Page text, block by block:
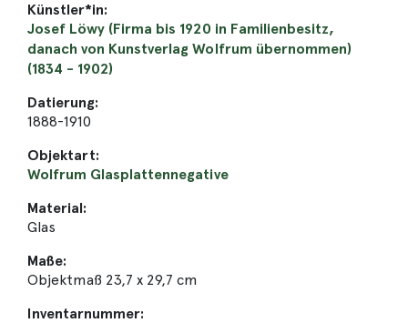
Künstler*in:
Josef Löwy (Firma bis 1920 in Familienbesitz,
danach von Kunstverlag Wolfrum übernommen)
(1834 - 1902)
Datierung:
1888-1910
Objektart:
Wolfrum Glasplattennegative
Material:
Glas
Maße:
Objektmaß 23,7 x 29,7 cm
Inventarnummer: